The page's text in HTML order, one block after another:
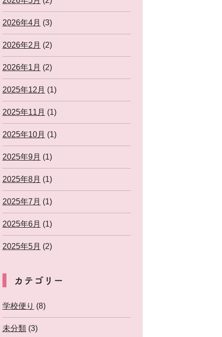
2026年4月 (3)
2026年2月 (2)
2026年1月 (2)
2025年12月 (1)
2025年11月 (1)
2025年10月 (1)
2025年9月 (1)
2025年8月 (1)
2025年7月 (1)
2025年6月 (1)
2025年5月 (2)
カテゴリー
学校便り (8)
未分類(3)